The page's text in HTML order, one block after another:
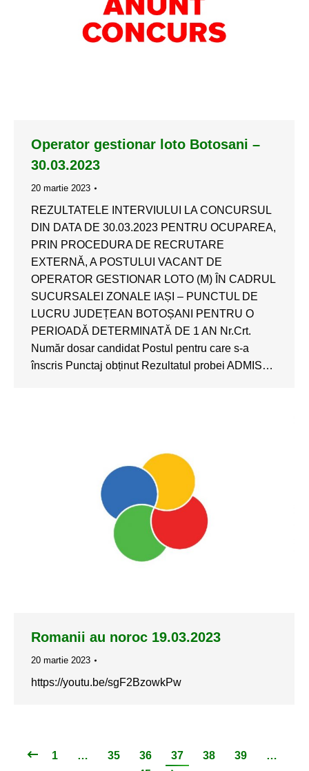
Operator gestionar loto Botosani –
30.03.2023
20 martie 2023
REZULTATELE INTERVIULUI LA CONCURSUL
DIN DATA DE 30.03.2023 PENTRU OCUPAREA,
PRIN PROCEDURA DE RECRUTARE
EXTERNĂ, A POSTULUI VACANT DE
OPERATOR GESTIONAR LOTO (M) ÎN CADRUL
SUCURSALEI ZONALE IAȘI – PUNCTUL DE
LUCRU JUDEȚEAN BOTOȘANI PENTRU O
PERIOADĂ DETERMINATĂ DE 1 AN Nr.Crt.
Număr dosar candidat Postul pentru care s-a
înscris Punctaj obținut Rezultatul probei ADMIS…
Romanii au noroc 19.03.2023
20 martie 2023
https://youtu.be/sgF2BzowkPw
1 … 35 36 37 38 39
…